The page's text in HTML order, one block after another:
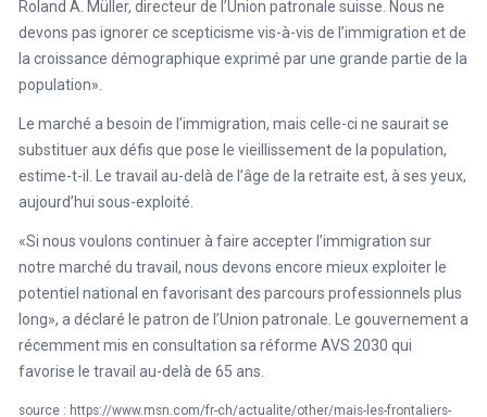
Roland A. Müller, directeur de l’Union patronale suisse. Nous ne
devons pas ignorer ce scepticisme vis-à-vis de l’immigration et de
la croissance démographique exprimé par une grande partie de la
population».
Le marché a besoin de l’immigration, mais celle-ci ne saurait se
substituer aux défis que pose le vieillissement de la population,
estime-t-il. Le travail au-delà de l’âge de la retraite est, à ses yeux,
aujourd’hui sous-exploité.
«Si nous voulons continuer à faire accepter l’immigration sur
notre marché du travail, nous devons encore mieux exploiter le
potentiel national en favorisant des parcours professionnels plus
long», a déclaré le patron de l’Union patronale. Le gouvernement a
récemment mis en consultation sa réforme AVS 2030 qui
favorise le travail au-delà de 65 ans.
source : https://www.msn.com/fr-ch/actualite/other/mais-les-frontaliers-